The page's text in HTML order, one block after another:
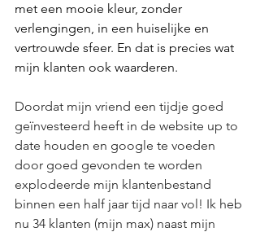
met een mooie kleur, zonder
verlengingen, in een huiselijke en
vertrouwde sfeer. En dat is precies wat
mijn klanten ook waarderen.
Doordat mijn vriend een tijdje goed
geïnvesteerd heeft in de website up to
date houden en google te voeden
door goed gevonden te worden
explodeerde mijn klantenbestand
binnen een half jaar tijd naar vol! Ik heb
nu 34 klanten (mijn max) naast mijn